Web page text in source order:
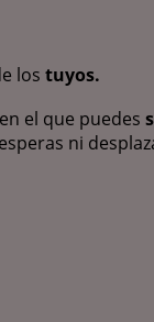
los tuyos.
en el que puedes
ni